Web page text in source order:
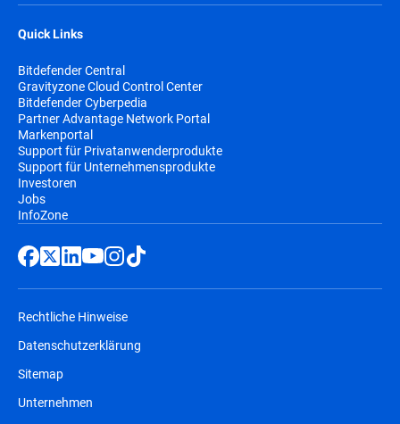
Quick Links
Bitdefender Central
Gravityzone Cloud Control Center
Bitdefender Cyberpedia
Partner Advantage Network Portal
Markenportal
Support für Privatanwenderprodukte
Support für Unternehmensprodukte
Investoren
Jobs
InfoZone
Rechtliche Hinweise
Datenschutzerklärung
Sitemap
Unternehmen